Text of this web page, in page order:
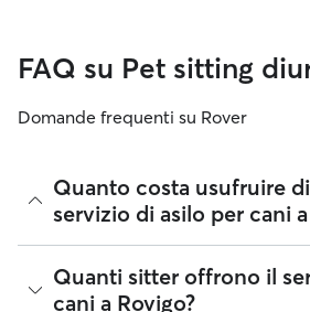
FAQ su Pet sitting
Domande frequenti su Rover
Quanto costa usufruire
servizio di asilo per cani
Su Rover, i pet sitter sono liberi di
Il costo intermedio per usufruire di
Quanti sitter offrono il
cani a Rovigo?